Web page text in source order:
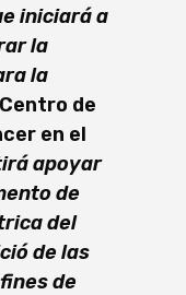
iniciará a
la
la
de
en el
apoyar
de
del
de las
de